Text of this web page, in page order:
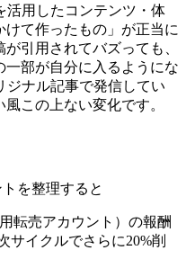
活用したコンテンツ・体
て作ったもの」が正当に
引用されてバズっても、
一部が自分に入るようにな
ジナル記事で発信してい
この上ない変化です。
を整理すると
転売アカウント）の報酬
サイクルでさらに20%削